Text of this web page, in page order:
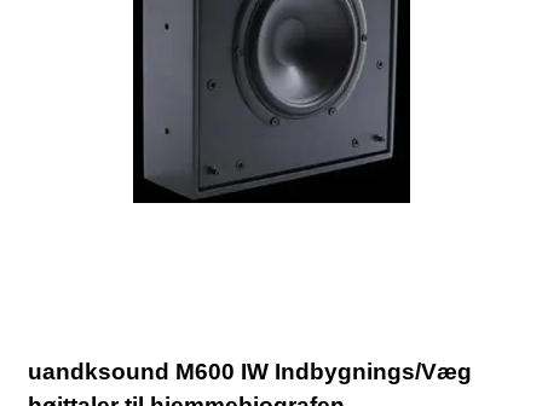
uandksound M600 IW Indbygnings/Væg